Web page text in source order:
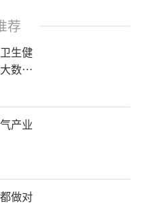
荐
生健
数据
产业
做对